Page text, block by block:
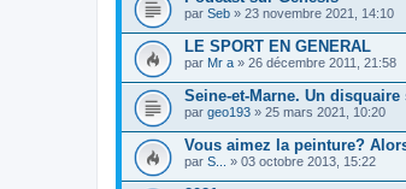
par Seb » 23 novembre 2021, 14:10
LE SPORT EN GENERAL
par Mr a » 26 décembre 2011, 21:58
Seine-et-Marne. Un
par geo193 » 25 mars 2021, 10:20
Vous aimez la peinture?
par S... » 03 octobre 2013, 15:22